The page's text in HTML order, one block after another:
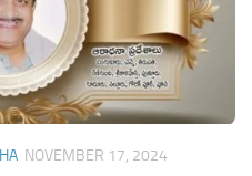
NOVEMBER 17, 2024